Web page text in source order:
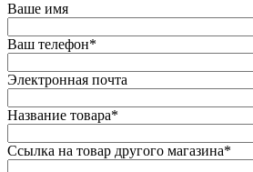
Ваше имя
Ваш телефон*
Электронная почта
Название товара*
Ссылка на товар другого магазина*